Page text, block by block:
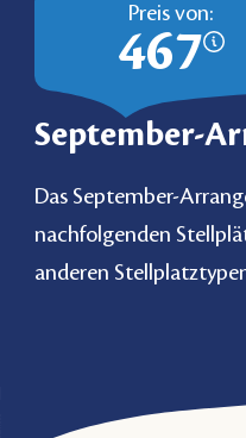
Preis von:
467
September-
Das September-
nachfolgenden
anderen